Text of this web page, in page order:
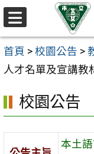
跳至主要內容區
首頁 > 校園公告 >
人才名單及宣講教
校園公告
本土
選
單